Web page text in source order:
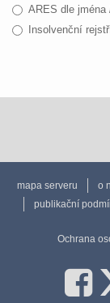
ARES dle jména
Insolvenční
mapa serveru o
publikační
Ochrana